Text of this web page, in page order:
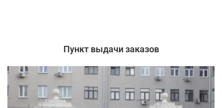
Пункт выдачи заказов